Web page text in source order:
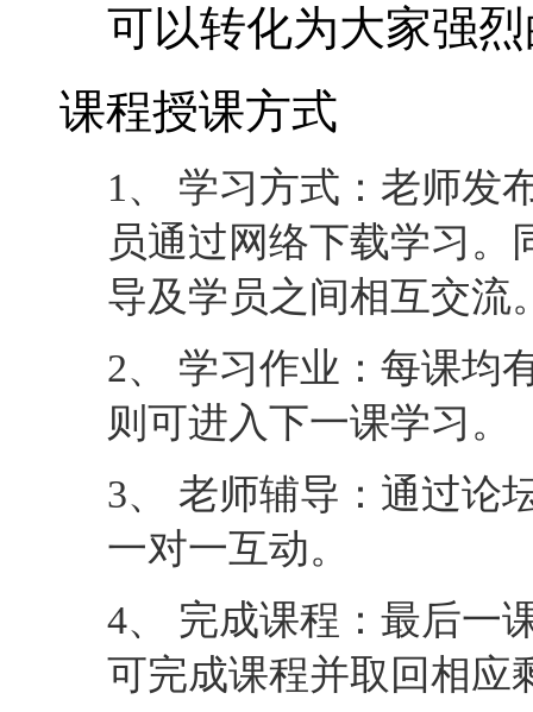
可以转化为大家强
课程授课方式
1、 学习方式：老师发
员通过网络下载学习
导及学员之间相互交流
2、 学习作业：每课均
则可进入下一课学习。
3、 老师辅导：通过论
一对一互动。
4、 完成课程：最后一
可完成课程并取回相应